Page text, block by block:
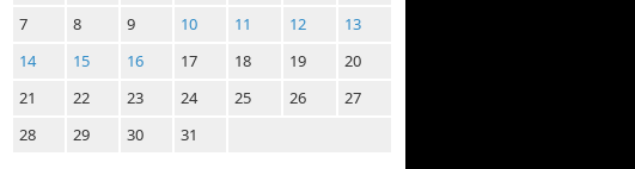
7
8 9 10 11 12
13
14
15 16 17 18 19
20
21
22 23 24 25 26
27
28
29 30 31